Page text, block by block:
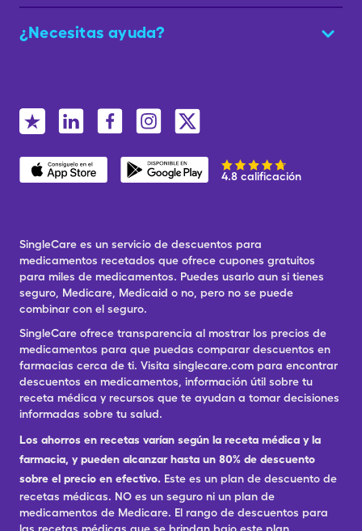
¿Necesitas ayuda?
4.8 calificación
SingleCare es un servicio de descuentos para
medicamentos recetados que ofrece cupones gratuitos
para miles de medicamentos. Puedes usarlo aun si tienes
seguro, Medicare, Medicaid o no, pero no se puede
combinar con el seguro.
SingleCare ofrece transparencia al mostrar los precios de
medicamentos para que puedas comparar descuentos en
farmacias cerca de ti. Visita singlecare.com para encontrar
descuentos en medicamentos, información útil sobre tu
receta médica y recursos que te ayudan a tomar decisiones
informadas sobre tu salud.
Los ahorros en recetas varían según la receta médica y la
farmacia, y pueden alcanzar hasta un 80% de descuento
sobre el precio en efectivo. Este es un plan de descuento de
recetas médicas. NO es un seguro ni un plan de
medicamentos de Medicare. El rango de descuentos para